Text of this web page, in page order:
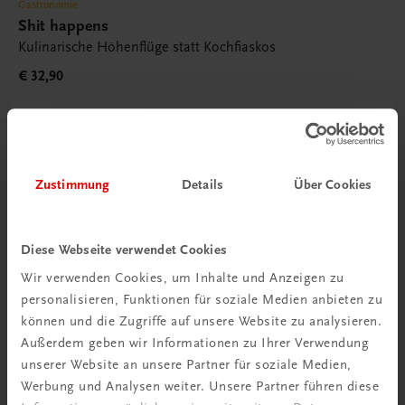
Zustimmung Details Über Cookies
Diese Webseite verwendet Cookies
Wir verwenden Cookies, um Inhalte und Anzeigen zu
personalisieren, Funktionen für soziale Medien anbieten zu
können und die Zugriffe auf unsere Website zu analysieren.
Außerdem geben wir Informationen zu Ihrer Verwendung
unserer Website an unsere Partner für soziale Medien,
Werbung und Analysen weiter. Unsere Partner führen diese
Gastronomie
Shit happens
Kulinarische Höhenflüge statt Kochfiaskos
€ 32,90